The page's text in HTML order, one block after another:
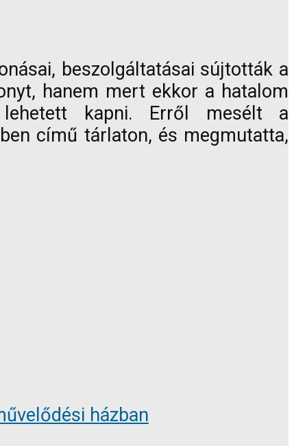
beszolgáltatásai sújtották a
hanem mert ekkor a hatalom
kapni. Erről mesélt a
című tárlaton, és megmutatta,
házban